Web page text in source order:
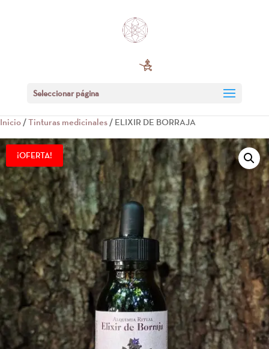
Seleccionar página
Inicio/Tinturas medicinales/ ELIXIR DE BORRAJA
¡OFERTA!